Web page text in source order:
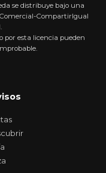
se distribuye bajo una
CompartirIgual
por esta licencia pueden